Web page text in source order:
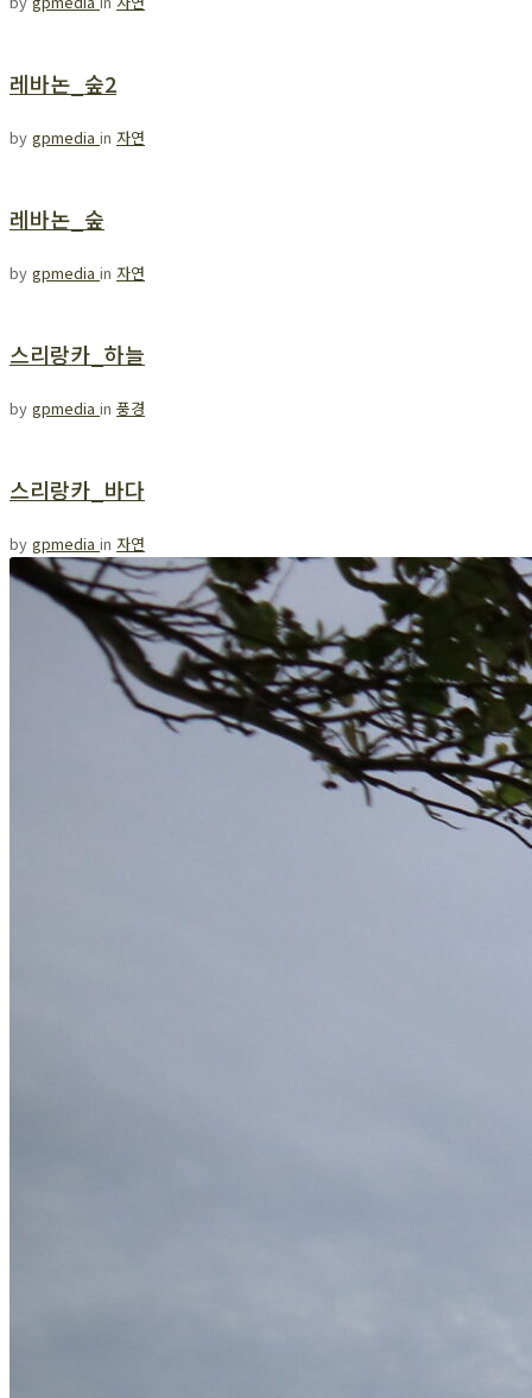
레바논_숲2
by gpmedia in 자연
레바논_숲
by gpmedia in 자연
스리랑카_하늘
by gpmedia in 풍경
스리랑카_바다
by gpmedia in 자연